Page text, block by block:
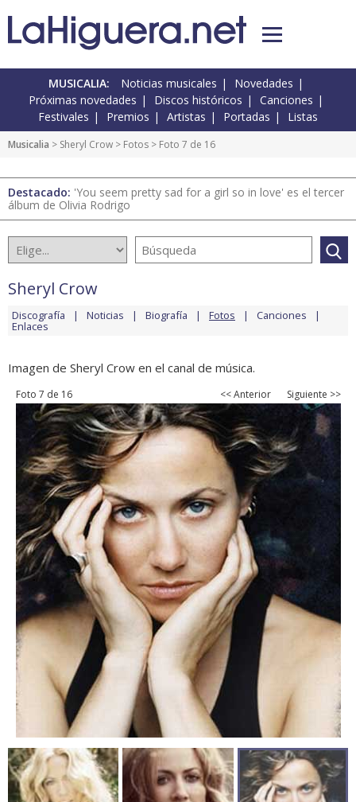
MUSICALIA: Noticias musicales
Novedades
Próximas novedades
Discos históricos
Canciones
Festivales
Premios Artistas Portadas Listas
Musicalia > Sheryl Crow > Fotos > Foto 7 de 16
Destacado: 'You seem pretty sad for a girl so in love' es el tercer
álbum de Olivia Rodrigo
Sheryl Crow
Discografía Noticias Biografía Fotos Canciones
Enlaces
Imagen de Sheryl Crow en el canal de música.
Foto 7 de 16 << Anterior Siguiente >>